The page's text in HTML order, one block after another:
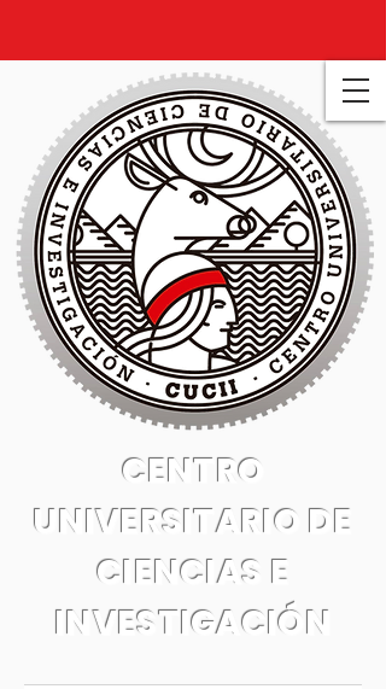
CENTRO
UNIVERSITARIO DE
CIENCIAS E
INVESTIGACIÓN